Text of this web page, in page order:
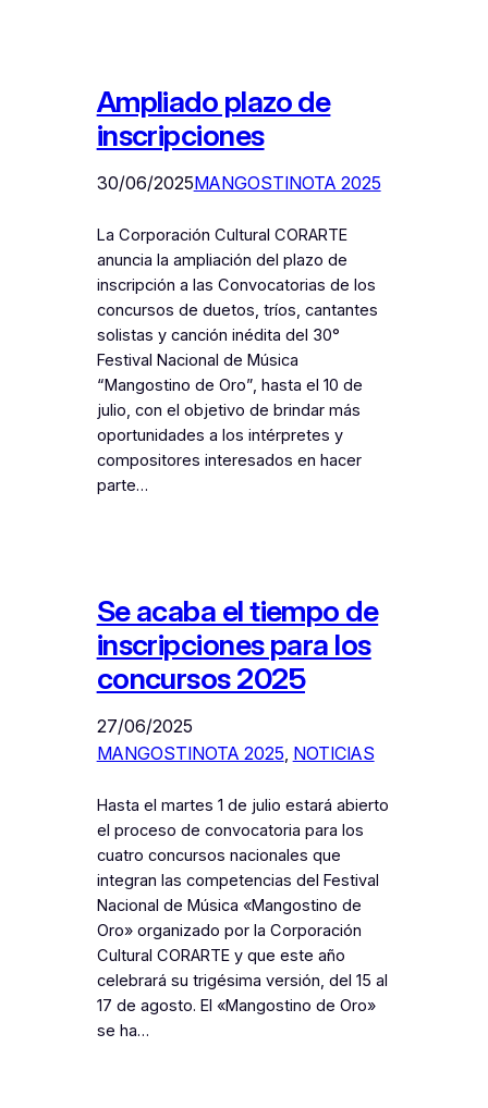
Ampliado plazo de
inscripciones
30/06/2025MANGOSTINOTA 2025
La Corporación Cultural CORARTE
anuncia la ampliación del plazo de
inscripción a las Convocatorias de los
concursos de duetos, tríos, cantantes
solistas y canción inédita del 30°
Festival Nacional de Música
“Mangostino de Oro”, hasta el 10 de
julio, con el objetivo de brindar más
oportunidades a los intérpretes y
compositores interesados en hacer
parte…
Se acaba el tiempo de
inscripciones para los
concursos 2025
27/06/2025
MANGOSTINOTA 2025 NOTICIAS
Hasta el martes 1 de julio estará abierto
el proceso de convocatoria para los
cuatro concursos nacionales que
integran las competencias del Festival
Nacional de Música «Mangostino de
Oro» organizado por la Corporación
Cultural CORARTE y que este año
celebrará su trigésima versión, del 15 al
17 de agosto. El «Mangostino de Oro»
se ha…